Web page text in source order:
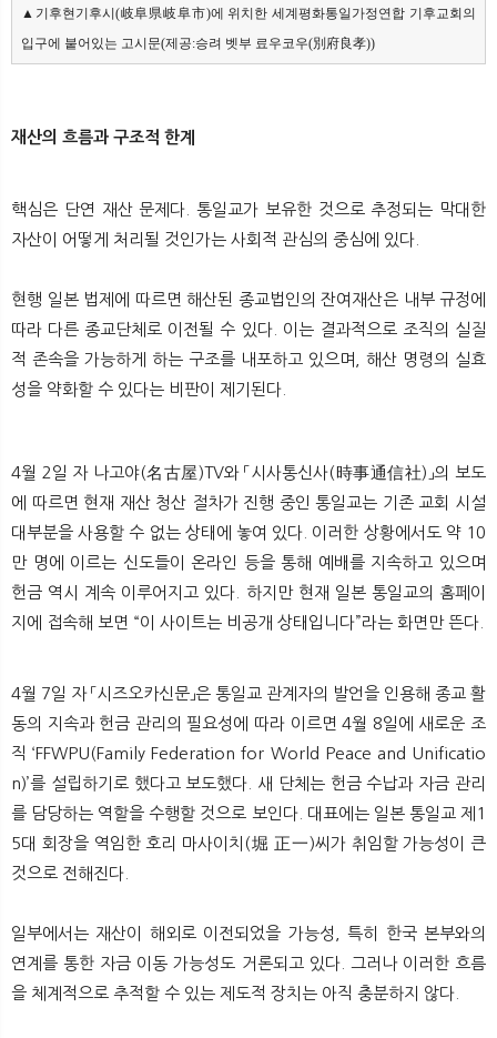
▲기후현기후시(岐阜県岐阜市)에 위치한 세계평화통일가정연합 기후교회의
입구에 붙어있는 고시문(제공:승려 벳부 료우코우(別府良孝))
재산의 흐름과 구조적 한계
핵심은 단연 재산 문제다. 통일교가 보유한 것으로 추정되는 막대한
자산이 어떻게 처리될 것인가는 사회적 관심의 중심에 있다.
현행 일본 법제에 따르면 해산된 종교법인의 잔여재산은 내부 규정에
따라 다른 종교단체로 이전될 수 있다. 이는 결과적으로 조직의 실질
적 존속을 가능하게 하는 구조를 내포하고 있으며, 해산 명령의 실효
성을 약화할 수 있다는 비판이 제기된다.
4월 2일 자 나고야(名古屋)TV와 「시사통신사(時事通信社)」의 보도
에 따르면 현재 재산 청산 절차가 진행 중인 통일교는 기존 교회 시설
대부분을 사용할 수 없는 상태에 놓여 있다. 이러한 상황에서도 약 10
만 명에 이르는 신도들이 온라인 등을 통해 예배를 지속하고 있으며
헌금 역시 계속 이루어지고 있다. 하지만 현재 일본 통일교의 홈페이
지에 접속해 보면 “이 사이트는 비공개 상태입니다”라는 화면만 뜬다.
4월 7일 자 「시즈오카신문」은 통일교 관계자의 발언을 인용해 종교 활
동의 지속과 헌금 관리의 필요성에 따라 이르면 4월 8일에 새로운 조
직 ‘FFWPU(Family Federation for World Peace and Unificatio
n)’를 설립하기로 했다고 보도했다. 새 단체는 헌금 수납과 자금 관리
를 담당하는 역할을 수행할 것으로 보인다. 대표에는 일본 통일교 제1
5대 회장을 역임한 호리 마사이치(堀 正一)씨가 취임할 가능성이 큰
것으로 전해진다.
일부에서는 재산이 해외로 이전되었을 가능성, 특히 한국 본부와의
연계를 통한 자금 이동 가능성도 거론되고 있다. 그러나 이러한 흐름
을 체계적으로 추적할 수 있는 제도적 장치는 아직 충분하지 않다.